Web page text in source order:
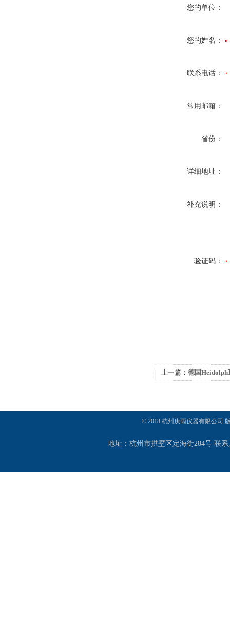
您的单位：
您的姓名：
联系电话：
常用邮箱：
省份：
详细地址：
补充说明：
验证码：
上一篇： 德国Heidolph
© 2018 杭州庚雨仪器有限公司
地址：杭州市拱墅区定海街284号 联